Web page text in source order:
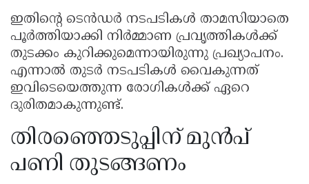
ഇതിന്റെ ടെൻഡർ നടപടികൾ താമസിയാതെ
പൂർത്തിയാക്കി നിർമ്മാണ പ്രവൃത്തികൾക്ക്
തുടക്കം കുറിക്കുമെന്നായിരുന്നു പ്രഖ്യാപനം.
എന്നാൽ തുടർ നടപടികൾ വൈകുന്നത്
ഇവിടെയെത്തുന്ന രോഗികൾക്ക് ഏറെ
ദുരിതമാകുന്നുണ്ട്.
തിരഞ്ഞെടുപ്പിന് മുൻപ്
പണി തുടങ്ങണം